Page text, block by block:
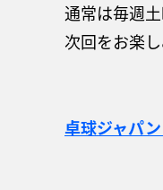
通常は毎週
次回をお楽し
卓球ジャパ